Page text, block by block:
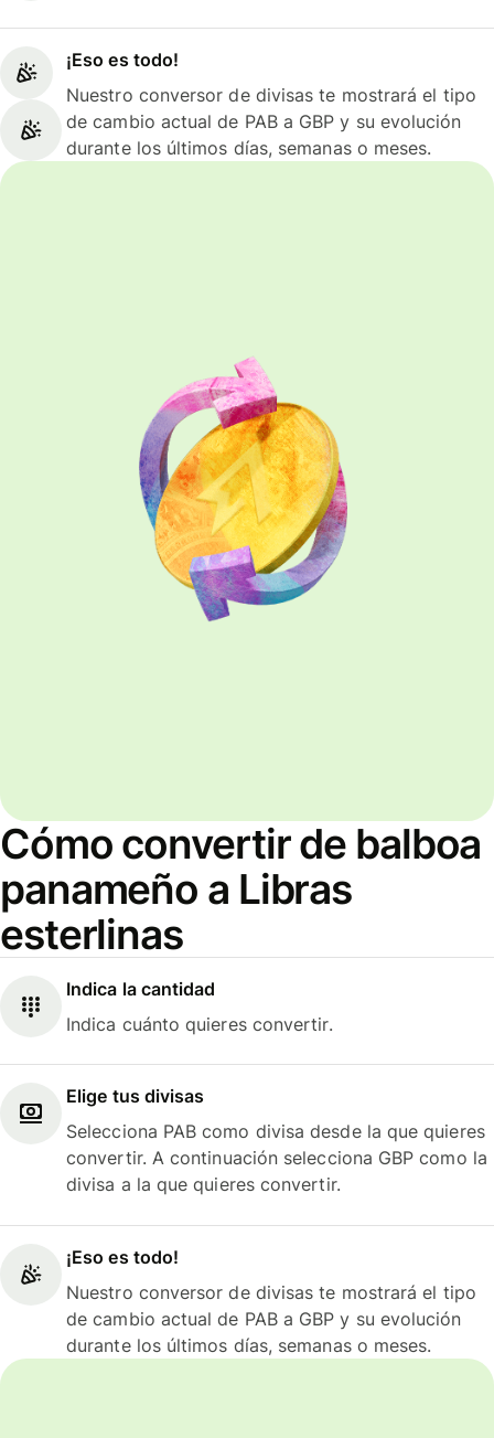
¡Eso es todo!
Nuestro conversor de divisas te mostrará el tipo
de cambio actual de PAB a GBP y su evolución
durante los últimos días, semanas o meses.
Cómo convertir de balboa
panameño a Libras
esterlinas
Indica la cantidad
Indica cuánto quieres convertir.
Elige tus divisas
Selecciona PAB como divisa desde la que quieres
convertir. A continuación selecciona GBP como la
divisa a la que quieres convertir.
¡Eso es todo!
Nuestro conversor de divisas te mostrará el tipo
de cambio actual de PAB a GBP y su evolución
durante los últimos días, semanas o meses.